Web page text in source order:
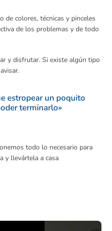
de colores, técnicas y pinceles
de los problemas y de todo
y disfrutar. Si existe algún tipo
estropear un poquito
terminarlo»
todo lo necesario para
y llevártela a casa